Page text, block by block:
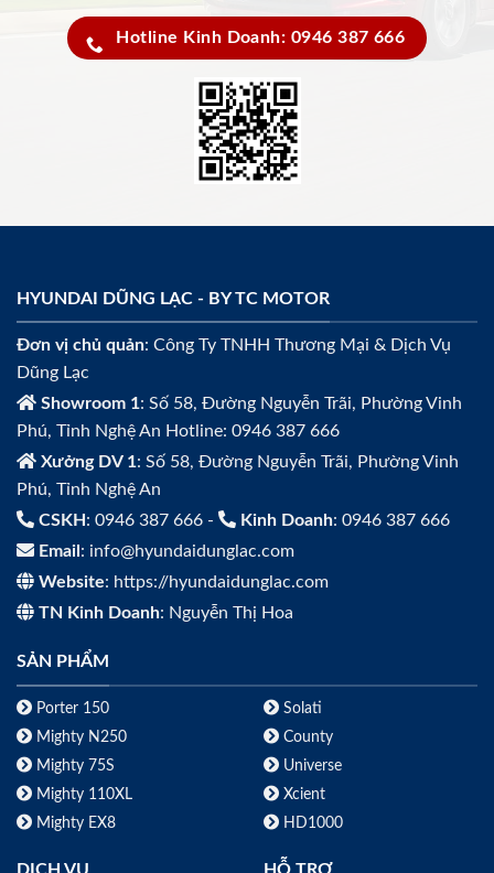
Hotline Kinh Doanh: 0946 387 666
HYUNDAI DŨNG LẠC - BY TC MOTOR
Đơn vị chủ quản: Công Ty TNHH Thương Mại & Dịch Vụ
Dũng Lạc
Showroom 1: Số 58, Đường Nguyễn Trãi, Phường Vinh
Phú, Tỉnh Nghệ An Hotline: 0946 387 666
Xưởng DV 1: Số 58, Đường Nguyễn Trãi, Phường Vinh
Phú, Tỉnh Nghệ An
CSKH : 0946 387 666 - Kinh Doanh: 0946 387 666
Email : info@hyundaidunglac.com
Website: https://hyundaidunglac.com
TN Kinh Doanh: Nguyễn Thị Hoa
SẢN PHẨM
Porter 150
Mighty N250
Mighty 75S
Mighty 110XL
Mighty EX8
Solati
County
Universe
Xcient
HD1000
DỊCH VỤ HỖ TRỢ